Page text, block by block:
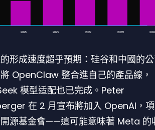
2025 2026 2027 2028
形成速度超乎預期：硅谷和中國的
OpenClaw 整合進自己的產品線，
模型适配也已完成。Peter
在 2 月宣布將加入 OpenAI，
源基金會——這可能意味著 Meta 的